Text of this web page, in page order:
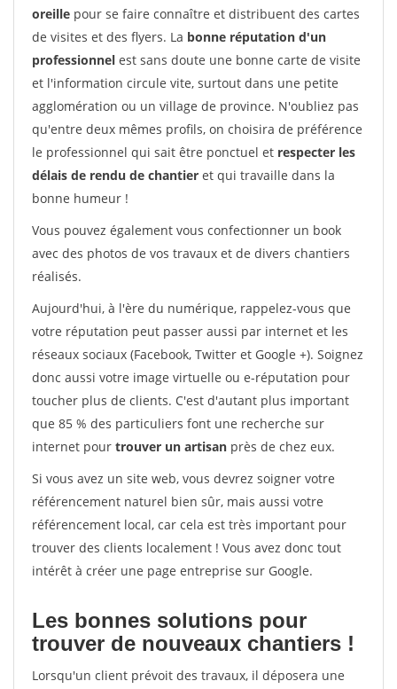
oreille pour se faire connaître et distribuent des cartes
de visites et des flyers. La bonne réputation d'un
professionnel est sans doute une bonne carte de visite
et l'information circule vite, surtout dans une petite
agglomération ou un village de province. N'oubliez pas
qu'entre deux mêmes profils, on choisira de préférence
le professionnel qui sait être ponctuel et respecter les
délais de rendu de chantier et qui travaille dans la
bonne humeur !
Vous pouvez également vous confectionner un book
avec des photos de vos travaux et de divers chantiers
réalisés.
Aujourd'hui, à l'ère du numérique, rappelez-vous que
votre réputation peut passer aussi par internet et les
réseaux sociaux (Facebook, Twitter et Google +). Soignez
donc aussi votre image virtuelle ou e-réputation pour
toucher plus de clients. C'est d'autant plus important
que 85 % des particuliers font une recherche sur
internet pour trouver un artisan près de chez eux.
Si vous avez un site web, vous devrez soigner votre
référencement naturel bien sûr, mais aussi votre
référencement local, car cela est très important pour
trouver des clients localement ! Vous avez donc tout
intérêt à créer une page entreprise sur Google.
Les bonnes solutions pour
trouver de nouveaux chantiers !
Lorsqu'un client prévoit des travaux, il déposera une